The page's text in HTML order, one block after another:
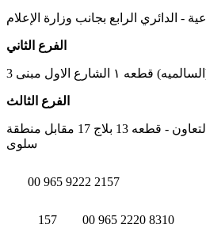
- الدائري الرابع بجانب وزارة الإعلام
الفرع الثاني
١ الشارع الاول مبنى 3
الفرع الثالث
شاطئ انجفة - شارع التعاون - قطعه 13 بلاج 17 مقابل منطقة
سلوى
00 965 9222 2157
157 00 965 2220 8310